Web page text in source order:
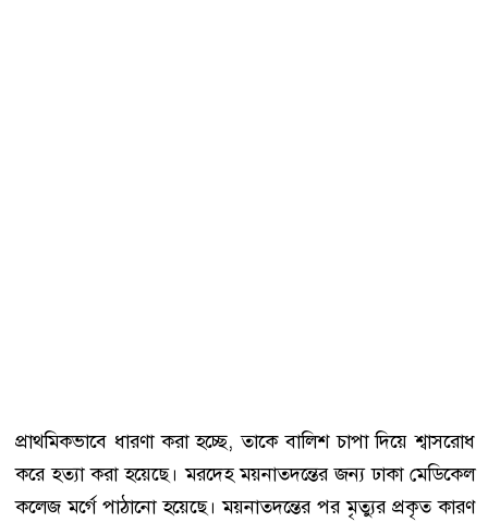
প্রাথমিকভাবে ধারণা করা হচ্ছে, তাকে বালিশ চাপা দিয়ে শ্বাসরোধ
করে হত্যা করা হয়েছে। মরদেহ ময়নাতদন্তের জন্য ঢাকা মেডিকেল
কলেজ মর্গে পাঠানো হয়েছে। ময়নাতদন্তের পর মৃত্যুর প্রকৃত কারণ